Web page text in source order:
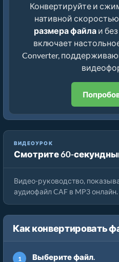
Конвертируйте и
нативной
размера файлаи без
включает
Converter,
ВИДЕОУРОК
Смотрите 60-
Как конвертировать CAF в
Видео-руководство,
аудиофайл CAF в MP3 онлайн.
Как конвертировать
Выберите файл.